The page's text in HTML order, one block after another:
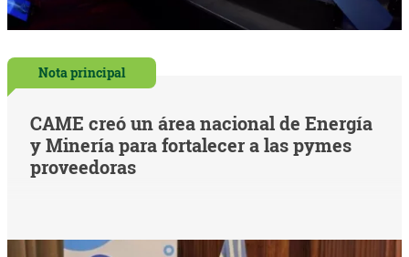
Nota principal
CAME creó un área nacional de Energía
y Minería para fortalecer a las pymes
proveedoras